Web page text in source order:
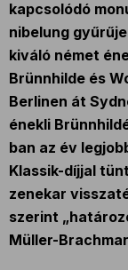
kapcsolódó
nibelung
kiváló német
Brünnhilde és
Berlinen át
énekli
ban az év
Klassik-díjjal
zenekar
szerint
Müller-